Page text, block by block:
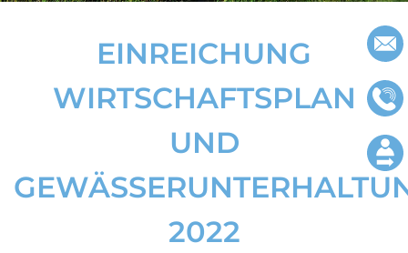
EINREICHUNG
WIRTSCHAFTSPLAN
UND
2022